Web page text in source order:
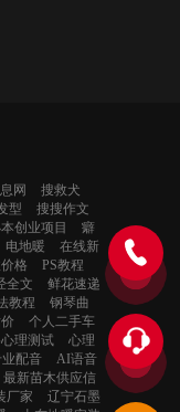
网
搜救犬
型
搜搜作文
创业项目
癖
电地暖
在线新
格
PS教程
全文
鲜花速递
教程
钢琴曲
个人二手车
理测试
心理
配音
AI语音
最新苗木供应信
厂家
辽宁石墨